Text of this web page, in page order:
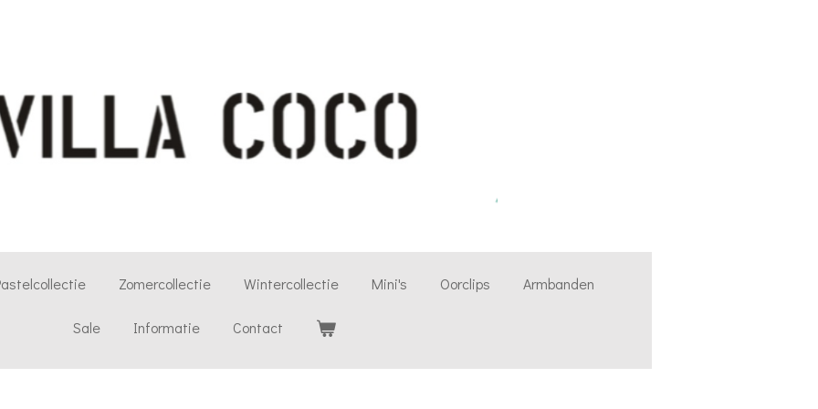
Zomercollectie Wintercollectie Mini's Oorclips Armbanden
Sale Informatie Contact